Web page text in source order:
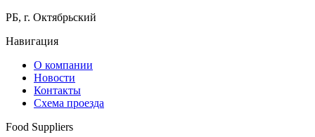
РБ, г. Октябрьский
Навигация
О компании
Новости
Контакты
Схема проезда
Food Suppliers